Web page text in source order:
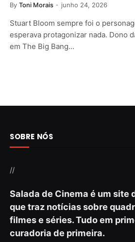
By Toni Morais junho 24, 2026
Stuart Bloom sempre foi o
esperava protagonizar nada. Dono
em The Big Bang…
SOBRE NÓS
//
Salada de Cinema é um site
que traz notícias sobre
filmes e séries. Tudo em
curadoria de primeira.